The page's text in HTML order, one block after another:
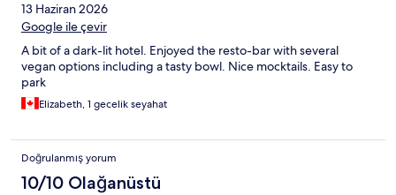
13 Haziran 2026
Google ile çevir
A bit of a dark-lit hotel. Enjoyed the resto-bar with several
vegan options including a tasty bowl. Nice mocktails. Easy to
park
Elizabeth, 1 gecelik seyahat
Doğrulanmış yorum
10/10 Olağanüstü